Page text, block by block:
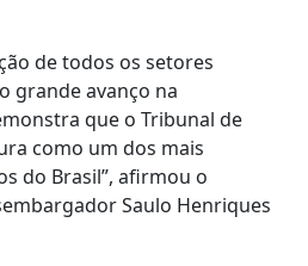
de todos os setores
grande avanço na
que o Tribunal de
como um dos mais
do Brasil”, afirmou o
Saulo Henriques